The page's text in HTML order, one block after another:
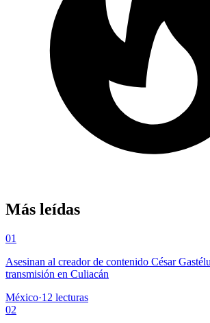
Más leídas
01
Asesinan al creador de contenido César
transmisión en Culiacán
México·12 lecturas
02